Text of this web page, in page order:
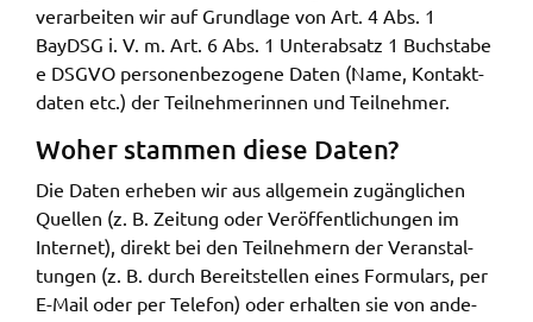
verar­bei­ten wir auf Grund­la­ge von Art. 4 Abs. 1
BayDSG i. V. m. Art. 6 Abs. 1 Unter­ab­satz 1 Buch­sta­be
e DSGVO perso­nen­be­zo­ge­ne Daten (Name, Kontakt­
da­ten etc.) der Teil­neh­me­rin­nen und Teil­neh­mer.
Woher stam­men diese Daten?
Die Daten erhe­ben wir aus allge­mein zugäng­li­chen
Quel­len (z. B. Zeitung oder Veröf­fent­li­chun­gen im
Inter­net), direkt bei den Teil­neh­mern der Veran­stal­
tun­gen (z. B. durch Bereit­stel­len eines Formu­lars, per
E-Mail oder per Tele­fon) oder erhal­ten sie von ande­